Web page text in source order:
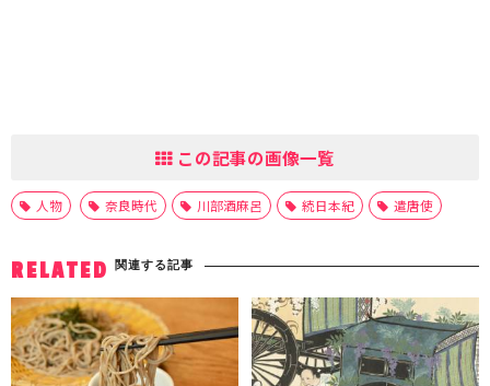
この記事の画像一覧
人物 奈良時代 川部酒麻呂 続日本紀 遣唐使
RELATED 関連する記事